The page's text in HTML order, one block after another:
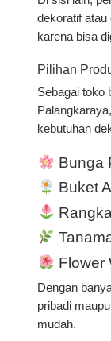
dekoratif
karena bisa
Pilihan
Sebagai toko
kebutuhan
Bunga
Buket
Flower
Dengan
pribadi
mudah.